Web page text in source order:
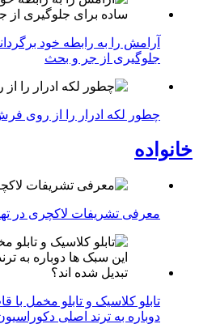
آرامش را به رابطه خود
جلوگیری از جر و بحث
چطور لکه ادرار را از روی
خانواده
معرفی تشریفات لاکچری در
تابلو کلاسیک و تابلو مخمل با
دوباره به ترند اصلی